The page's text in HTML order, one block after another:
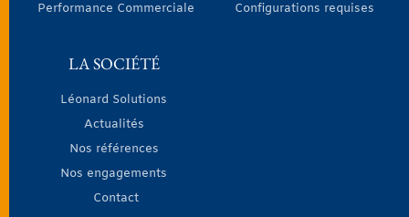
Performance Commerciale
Configurations requises
LA SOCIÉTÉ
Léonard Solutions
Actualités
Nos références
Nos engagements
Contact